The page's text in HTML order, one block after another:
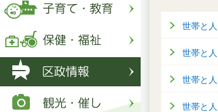
世帯と
世帯と
世帯と
世帯と